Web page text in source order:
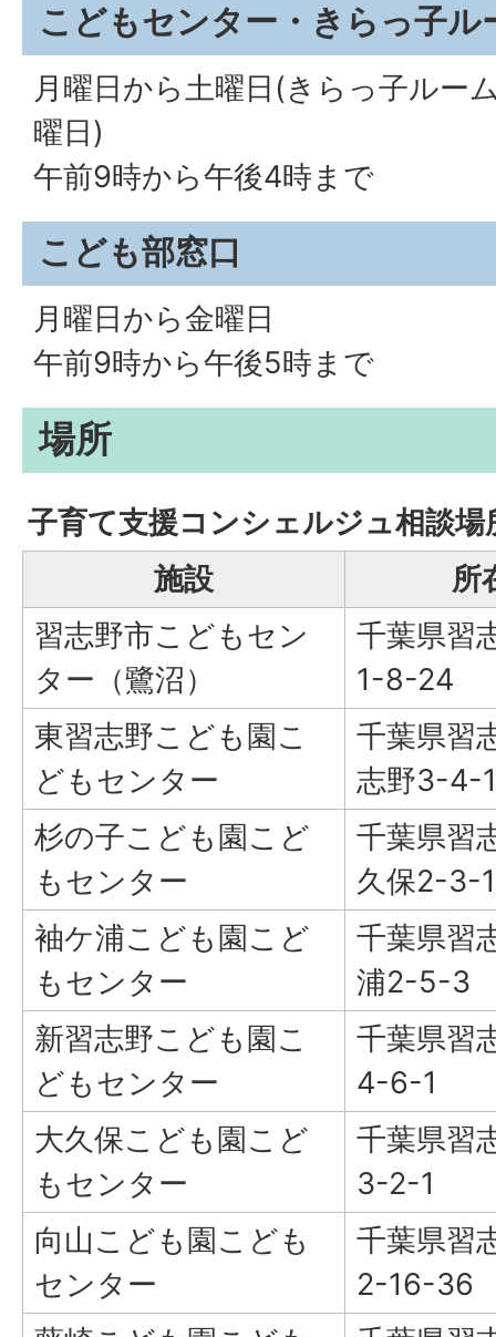
こどもセンター・きらっ子ル
月曜日から土曜日(きらっ子ルー
曜日)
午前9時から午後4時まで
こども部窓口
月曜日から金曜日
午前9時から午後5時まで
場所
子育て支援コンシェルジュ相談場
施設
所
習志野市こどもセン
ター（鷺沼）
千葉県習
1-8-24
東習志野こども園こ
どもセンター
千葉県習
志野3-4-1
杉の子こども園こど
もセンター
千葉県習
久保2-3-
袖ケ浦こども園こど
もセンター
千葉県習
浦2-5-3
新習志野こども園こ
どもセンター
千葉県習
4-6-1
大久保こども園こど
もセンター
千葉県習
3-2-1
向山こども園こども
センター
千葉県習
2-16-36